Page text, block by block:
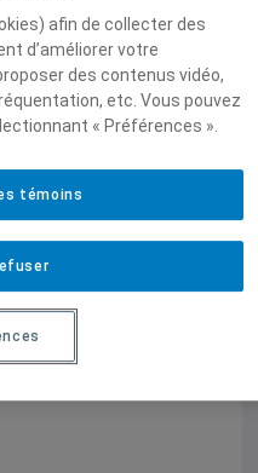
l’ennemi et
2002) en
de culpabilité
d’un « camp » –
suspension de
structure,
même de la
afin de collecter des
d’améliorer votre
des contenus vidéo,
etc. Vous pouvez
« Préférences ».
témoins